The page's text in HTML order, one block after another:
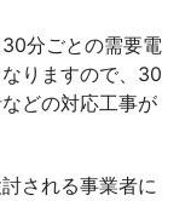
分ごとの需要電
りますので、30
どの対応工事が
される事業者に